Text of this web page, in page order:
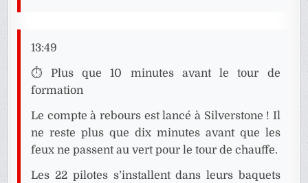
13:49
⏱️ Plus que 10 minutes avant le tour de
formation
Le compte à rebours est lancé à Silverstone ! Il
ne reste plus que dix minutes avant que les
feux ne passent au vert pour le tour de chauffe.
Les 22 pilotes s’installent dans leurs baquets